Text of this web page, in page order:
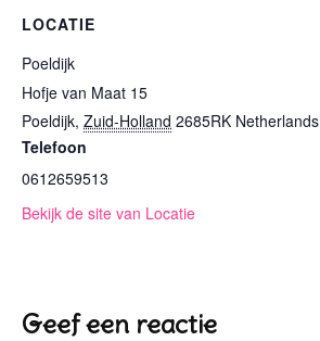
LOCATIE
Poeldijk
Hofje van Maat 15
Poeldijk, Zuid-Holland 2685RK Netherlands
Telefoon
0612659513
Bekijk de site van Locatie
Geef een reactie